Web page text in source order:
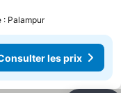
: Palampur
les prix